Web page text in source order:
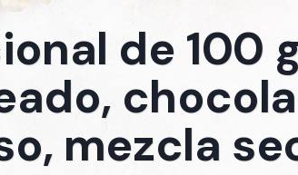
de 100
mezcla